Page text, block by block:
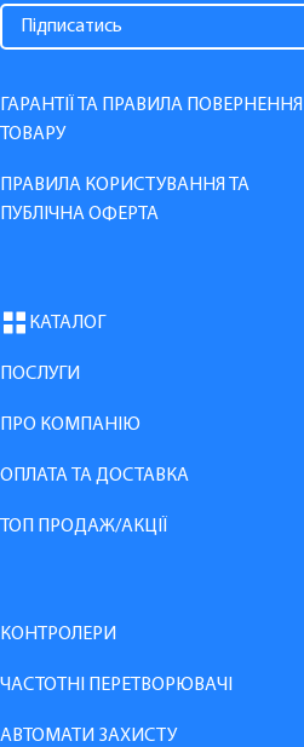
ГАРАНТІЇ ТА ПРАВИЛА ПОВЕРНЕННЯ
ТОВАРУ
ПРАВИЛА КОРИСТУВАННЯ ТА
ПУБЛІЧНА ОФЕРТА
КАТАЛОГ
ПОСЛУГИ
ПРО КОМПАНІЮ
ОПЛАТА ТА ДОСТАВКА
ТОП ПРОДАЖ/АКЦІЇ
КОНТРОЛЕРИ
ЧАСТОТНІ ПЕРЕТВОРЮВАЧІ
АВТОМАТИ ЗАХИСТУ